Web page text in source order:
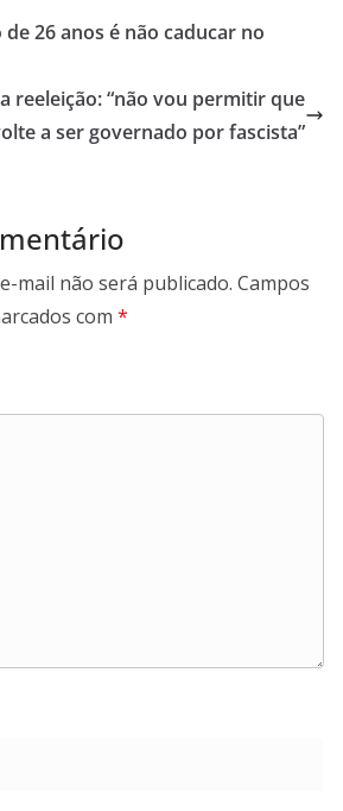
gr
m
l l e
26 anos é não caducar no
reeleição: “não vou permitir que
a ser governado por fascista”
mail não será publicado. Campos
com *